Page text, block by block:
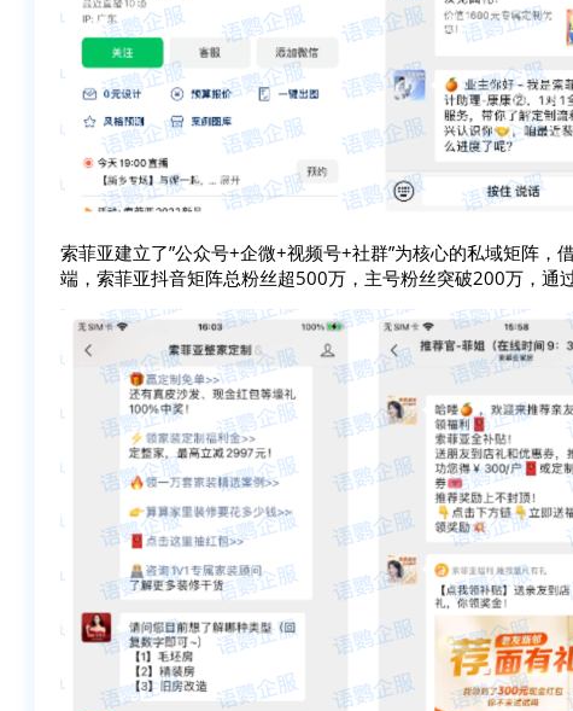
索菲亚建立了”公众号+企微+视频号+社群”为核心的私域矩阵，
端，索菲亚抖音矩阵总粉丝超500万，主号粉丝突破200万，通